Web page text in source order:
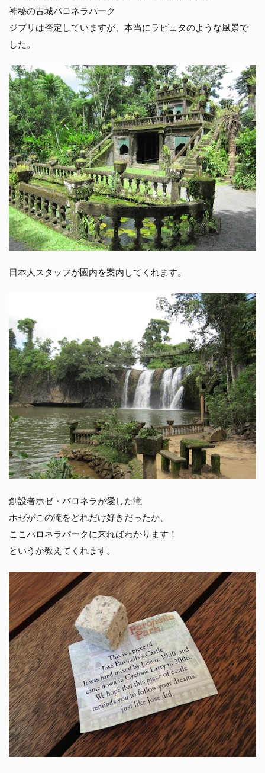
神秘の古城パロネラパーク
ジブリは否定していますが、本当にラピュタのような風景で
した。
日本人スタッフが園内を案内してくれます。
創設者ホゼ・パロネラが愛した滝
ホゼがこの滝をどれだけ好きだったか、
ここパロネラパークに来ればわかります！
というか教えてくれます。